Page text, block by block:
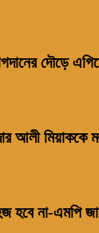
দৌড়ে
আলী মিয়াককে
হবে না-এমপি